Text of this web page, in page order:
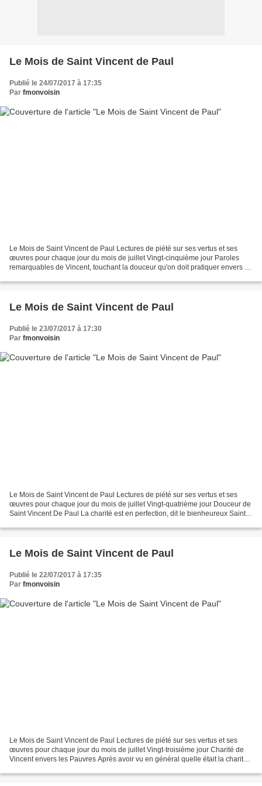
Le Mois de Saint Vincent de Paul
Publié le 24/07/2017 à 17:35
Par fmonvoisin
Le Mois de Saint Vincent de Paul Lectures de piété sur ses vertus et ses
œuvres pour chaque jour du mois de juillet Vingt-cinquième jour Paroles
remarquables de Vincent, touchant la douceur qu'on doit pratiquer envers le
Le Mois de Saint Vincent de Paul
Publié le 23/07/2017 à 17:30
Par fmonvoisin
Le Mois de Saint Vincent de Paul Lectures de piété sur ses vertus et ses
œuvres pour chaque jour du mois de juillet Vingt-quatrième jour Douceur de
Saint Vincent De Paul La charité est en perfection, dit le bienheureux Saint
Le Mois de Saint Vincent de Paul
Publié le 22/07/2017 à 17:35
Par fmonvoisin
Le Mois de Saint Vincent de Paul Lectures de piété sur ses vertus et ses
œuvres pour chaque jour du mois de juillet Vingt-troisième jour Charité de
Vincent envers les Pauvres Après avoir vu en général quelle était la charité